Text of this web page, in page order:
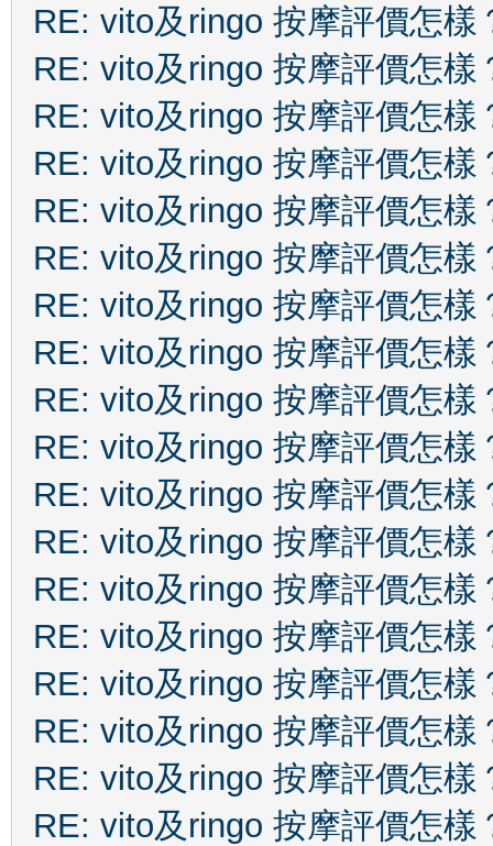
RE: vito及ringo 按摩評價怎樣
RE: vito及ringo 按摩評價怎樣
RE: vito及ringo 按摩評價怎樣
RE: vito及ringo 按摩評價怎樣
RE: vito及ringo 按摩評價怎樣
RE: vito及ringo 按摩評價怎樣
RE: vito及ringo 按摩評價怎樣
RE: vito及ringo 按摩評價怎樣
RE: vito及ringo 按摩評價怎樣
RE: vito及ringo 按摩評價怎樣
RE: vito及ringo 按摩評價怎樣
RE: vito及ringo 按摩評價怎樣
RE: vito及ringo 按摩評價怎樣
RE: vito及ringo 按摩評價怎樣
RE: vito及ringo 按摩評價怎樣
RE: vito及ringo 按摩評價怎樣
RE: vito及ringo 按摩評價怎樣
RE: vito及ringo 按摩評價怎樣